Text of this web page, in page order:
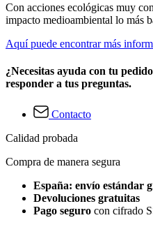
Con acciones ecológicas muy
impacto medioambiental lo más
Aquí puede encontrar más
¿Necesitas ayuda con tu
responder a tus preguntas.
Contacto
Calidad probada
Compra de manera segura
España: envío estándar
Devoluciones gratuitas
Pago seguro con cifrado